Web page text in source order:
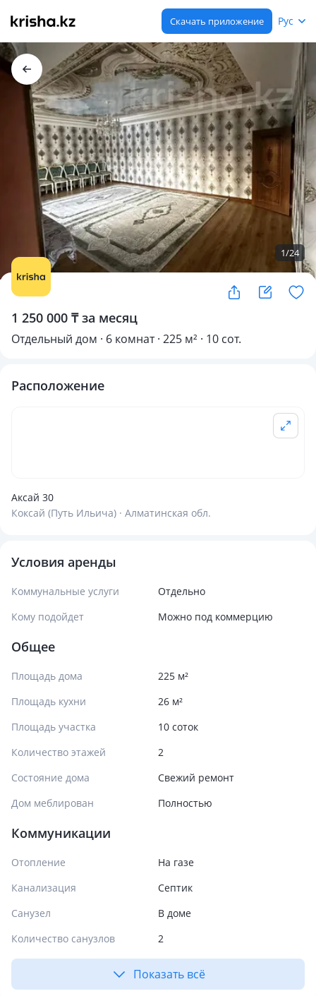
Скачать приложение Рус
1/24
1 250 000 ₸ за месяц
Отдельный дом · 6 комнат · 225 м² · 10 сот.
Расположение
Аксай 30
Коксай (Путь Ильича) · Алматинская обл.
Условия аренды
Коммунальные услуги
Отдельно
Кому подойдет
Можно под коммерцию
Общее
Площадь дома
225 м²
Площадь кухни
26 м²
Площадь участка
10 соток
Количество этажей
2
Состояние дома
Свежий ремонт
Дом меблирован
Полностью
Коммуникации
Отопление
На газе
Канализация
Септик
Санузел
В доме
Количество санузлов
2
Показать всё